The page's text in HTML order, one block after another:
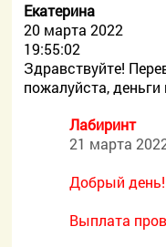
Екатерина
20 марта 2022
19:55:02
Здравствуйте!
пожалуйста, деньги
Лабиринт
21 марта
Добрый день!
Выплата